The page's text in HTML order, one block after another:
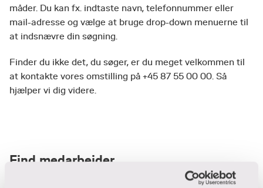
måder. Du kan fx. indtaste navn, telefonnummer eller
mail-adresse og vælge at bruge drop-down menuerne til
at indsnævre din søgning.
Finder du ikke det, du søger, er du meget velkommen til
at kontakte vores omstilling på +45 87 55 00 00. Så
hjælper vi dig videre.
Find medarbejder